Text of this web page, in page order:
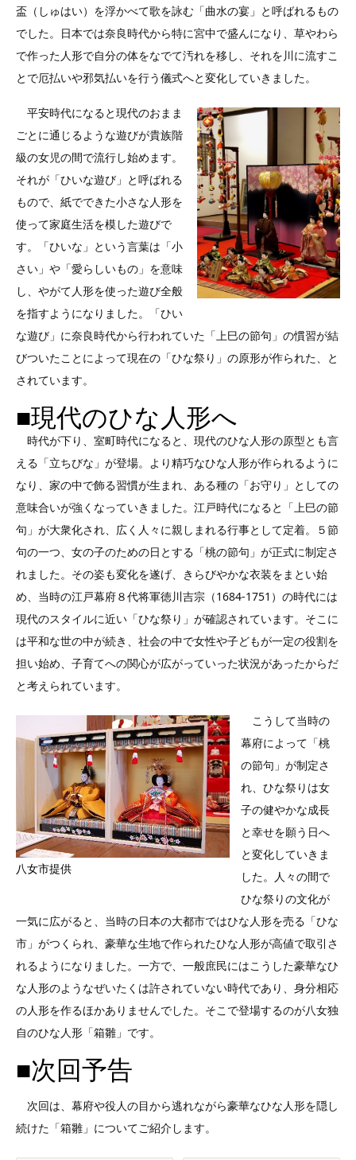
盃（しゅはい）を浮かべて歌を詠む「曲水の宴」と呼ばれるもの
でした。日本では奈良時代から特に宮中で盛んになり、草やわら
で作った人形で自分の体をなでて汚れを移し、それを川に流すこ
とで厄払いや邪気払いを行う儀式へと変化していきました。
平安時代になると現代のおまま
ごとに通じるような遊びが貴族階
級の女児の間で流行し始めます。
それが「ひいな遊び」と呼ばれる
もので、紙でできた小さな人形を
使って家庭生活を模した遊びで
す。「ひいな」という言葉は「小
さい」や「愛らしいもの」を意味
し、やがて人形を使った遊び全般
を指すようになりました。「ひい
な遊び」に奈良時代から行われていた「上巳の節句」の慣習が結
びついたことによって現在の「ひな祭り」の原形が作られた、と
されています。
■現代のひな人形へ
時代が下り、室町時代になると、現代のひな人形の原型とも言
える「立ちびな」が登場。より精巧なひな人形が作られるように
なり、家の中で飾る習慣が生まれ、ある種の「お守り」としての
意味合いが強くなっていきました。江戸時代になると「上巳の節
句」が大衆化され、広く人々に親しまれる行事として定着。５節
句の一つ、女の子のための日とする「桃の節句」が正式に制定さ
れました。その姿も変化を遂げ、きらびやかな衣装をまとい始
め、当時の江戸幕府８代将軍徳川吉宗（1684-1751）の時代には
現代のスタイルに近い「ひな祭り」が確認されています。そこに
は平和な世の中が続き、社会の中で女性や子どもが一定の役割を
担い始め、子育てへの関心が広がっていった状況があったからだ
と考えられています。
八女市提供
こうして当時の
幕府によって「桃
の節句」が制定さ
れ、ひな祭りは女
子の健やかな成長
と幸せを願う日へ
と変化していきま
した。人々の間で
ひな祭りの文化が
一気に広がると、当時の日本の大都市ではひな人形を売る「ひな
市」がつくられ、豪華な生地で作られたひな人形が高値で取引さ
れるようになりました。一方で、一般庶民にはこうした豪華なひ
な人形のようなぜいたくは許されていない時代であり、身分相応
の人形を作るほかありませんでした。そこで登場するのが八女独
自のひな人形「箱雛」です。
■次回予告
次回は、幕府や役人の目から逃れながら豪華なひな人形を隠し
続けた「箱雛」についてご紹介します。